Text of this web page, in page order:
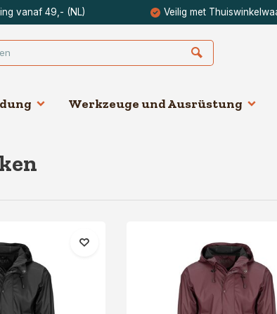
vanaf 49,- (NL) Veilig met
Werkzeuge und Ausrüstung